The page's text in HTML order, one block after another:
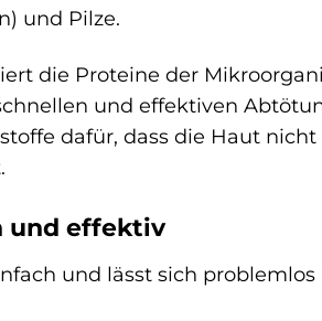
und Pilze.
die Proteine der
und effektiven
dafür, dass die Haut
und effektiv
und lässt sich